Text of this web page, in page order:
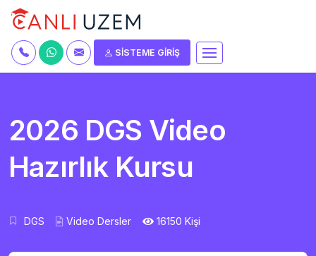
SİSTEME GİRİŞ
2026 DGS Video
Hazırlık Kursu
DGS Video Dersler 16150 Kişi